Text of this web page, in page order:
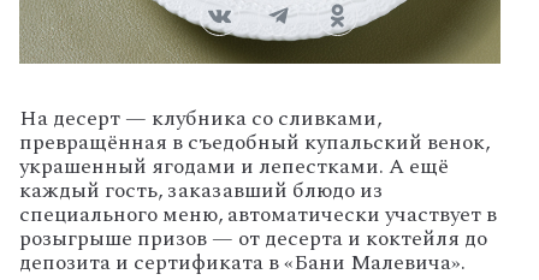
Надесерт— клубникасосливками,
превращённая всъедобный купальский венок,
украшенный ягодами илепестками.Аещё
каждый гость,заказавший блюдоиз
специальногоменю,автоматическиучаствуетв
розыгрыше призов— отдесертаи коктейля до
депозитаи сертификатав«Бани Малевича».